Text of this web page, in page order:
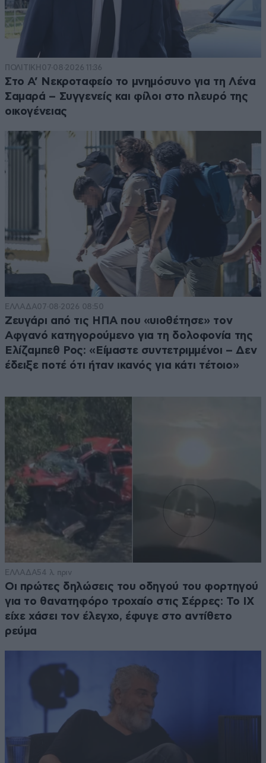
ΠΟΛΙΤΙΚΗ 07·08·2026 11:36
Στο Α’ Νεκροταφείο το μνημόσυνο για τη Λένα
Σαμαρά – Συγγενείς και φίλοι στο πλευρό της
οικογένειας
ΕΛΛΑΔΑ07·08·2026 08:50
Ζευγάρι από τις ΗΠΑ που «υιοθέτησε» τον
Αφγανό κατηγορούμενο για τη δολοφονία της
Ελίζαμπεθ Ρος: «Είμαστε συντετριμμένοι – Δεν
έδειξε ποτέ ότι ήταν ικανός για κάτι τέτοιο»
ΕΛΛΑΔΑ54 λ. πριν
Οι πρώτες δηλώσεις του οδηγού του φορτηγού
για το θανατηφόρο τροχαίο στις Σέρρες: Το ΙΧ
είχε χάσει τον έλεγχο, έφυγε στο αντίθετο
ρεύμα